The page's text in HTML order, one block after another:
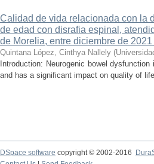
Calidad de vida relacionada con la
de edad con disrafia espinal,
de Morelia, entre diciembre de
Quintana López, Cinthya Nallely (
Introduction: Neurogenic bowel
and has a significant impact on quality of
DSpace software copyright © 2002-2016